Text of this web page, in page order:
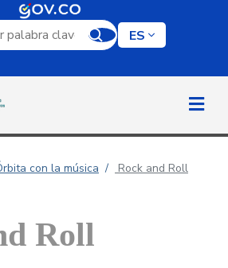
por palabra clave
ES
con la música Rock and Roll
Roll